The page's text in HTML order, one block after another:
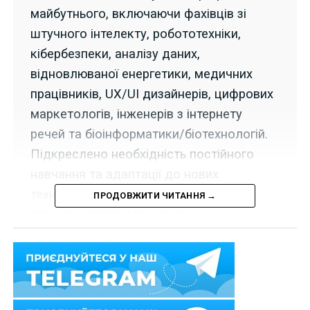
майбутнього, включаючи фахівців зі
штучного інтелекту, робототехніки,
кібербезпеки, аналізу даних,
відновлюваної енергетики, медичних
працівників, UX/UI дизайнерів, цифрових
маркетологів, інженерів з інтернету
речей та біоінформатики/біотехнологій.
Підкреслено необхідність постійного
технологій для підтримки
Стрімкий розвиток технологій, глобалізація та зміна
соціальних пріоритетів формують абсолютно новий
ринок праці. Щоб бути конкурентоспроможним у
ПРОДОВЖИТИ ЧИТАННЯ →